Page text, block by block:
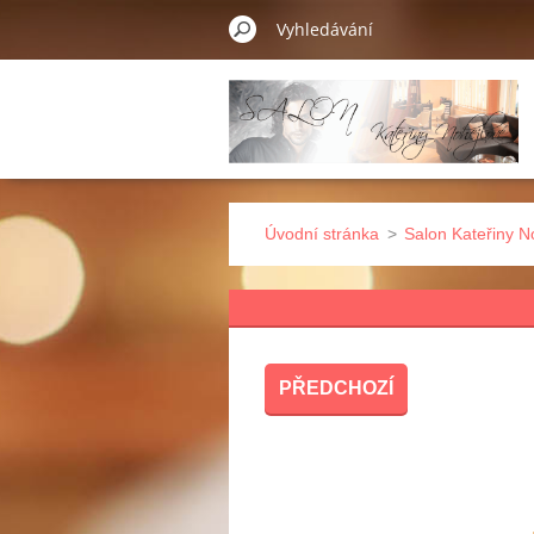
Úvodní stránka > Salon Kateřiny
PŘEDCHOZÍ